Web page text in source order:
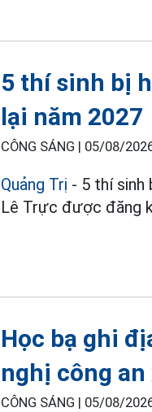
5 thí sinh bị
lại năm 2027
CÔNG SÁNG | 05/08/
Quảng Trị - 5 thí sinh
Lê Trực được đăng
Học bạ ghi
nghị công
CÔNG SÁNG | 05/08/